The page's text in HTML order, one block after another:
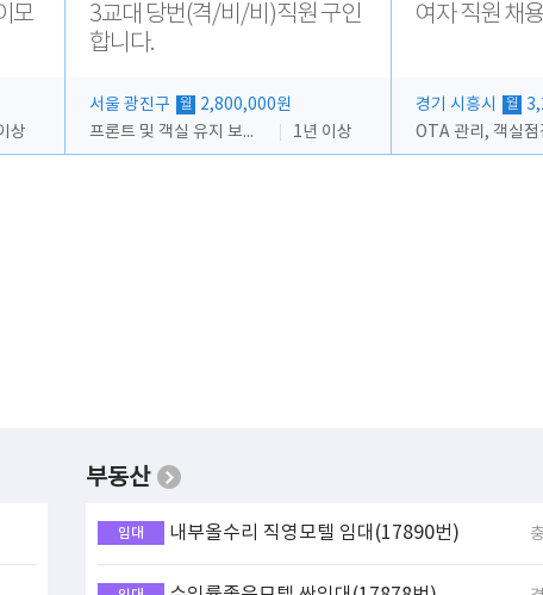
모
상
3교대 당번(격/비/비)직원 구인
합니다.
서울 광진구 월
2,800,000원
프론트 및 객실 유지 보수 업무
1년 이상
여자 직원 채
경기 시흥시 월
부동산
임대 내부올수리 직영모텔 임대(17890번)